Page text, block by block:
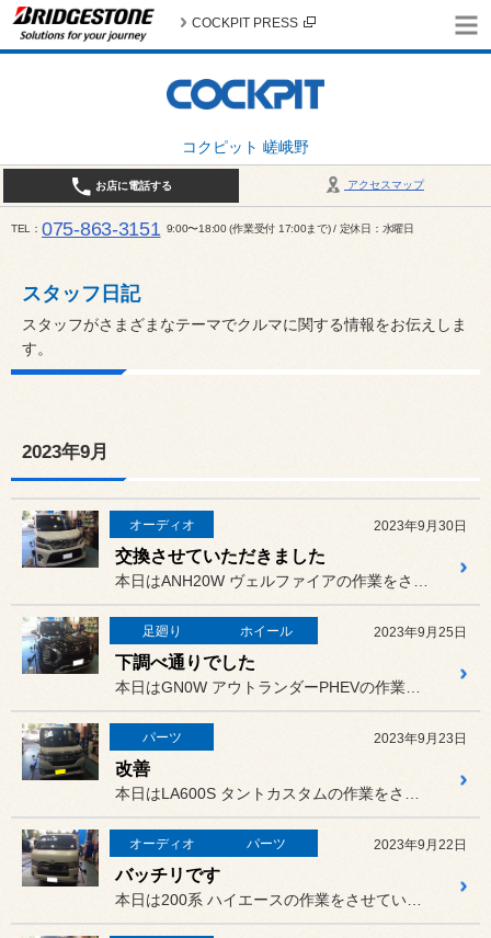
コクピット 嵯峨野
COCKPIT PRESS
アクセスマップ
お店に電話する
TEL 075-863-3151 9:00〜18:00 (作業受付 17:00まで) / 定休日：水曜日
スタッフ日記
スタッフがさまざまなテーマでクルマに関する情報をお伝えしま
す。
2023年9月
オーディオ 2023年9月30日
交換させていただきました
足廻り ホイール 2023年9月25日
下調べ通りでした
パーツ 2023年9月23日
改善
オーディオ パーツ 2023年9月22日
バッチリです